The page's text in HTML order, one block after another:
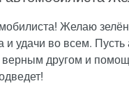
Желаю
и удачи во всем.
верным другом и